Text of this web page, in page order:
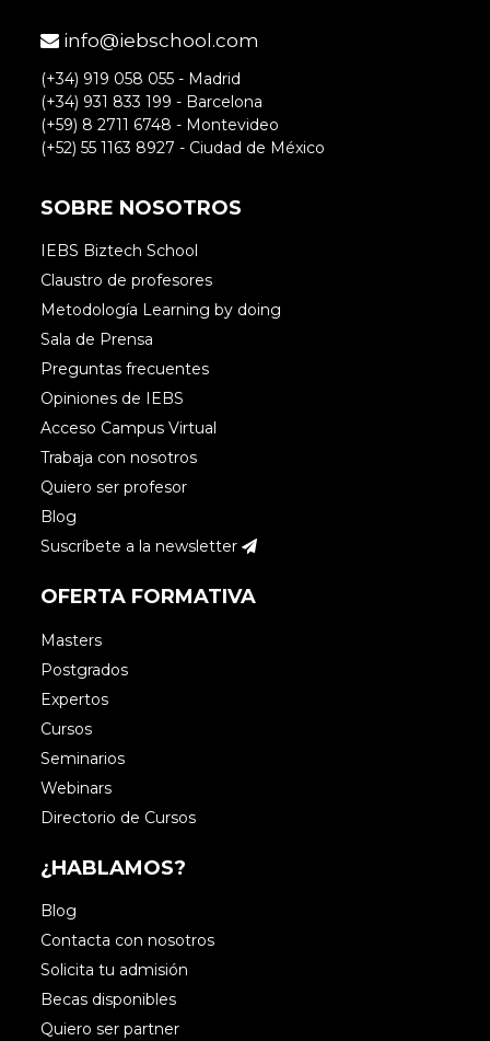
info@iebschool.com
(+34) 919 058 055 - Madrid
(+34) 931 833 199 - Barcelona
(+59) 8 2711 6748 - Montevideo
(+52) 55 1163 8927 - Ciudad de México
SOBRE NOSOTROS
IEBS Biztech School
Claustro de profesores
Metodología Learning by doing
Sala de Prensa
Preguntas frecuentes
Opiniones de IEBS
Acceso Campus Virtual
Trabaja con nosotros
Quiero ser profesor
Blog
Suscríbete a la newsletter
OFERTA FORMATIVA
Masters
Postgrados
Expertos
Cursos
Seminarios
Webinars
Directorio de Cursos
¿HABLAMOS?
Blog
Contacta con nosotros
Solicita tu admisión
Becas disponibles
Quiero ser partner